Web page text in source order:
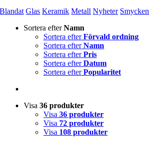
Blandat Glas Keramik Metall Nyheter Smycken
Sortera efterNamn
Sortera efterFörvald ordning
Sortera efterNamn
Sortera efterPris
Sortera efterDatum
Sortera efterPopularitet
Visa 36 produkter
Visa 36 produkter
Visa 72 produkter
Visa 108 produkter